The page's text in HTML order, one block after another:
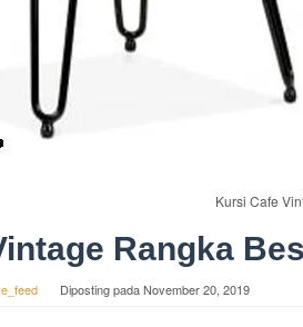
Kursi Cafe
Rangka
Diposting padaNovember 20, 2019